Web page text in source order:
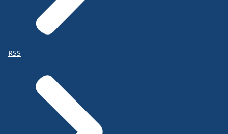
RSS